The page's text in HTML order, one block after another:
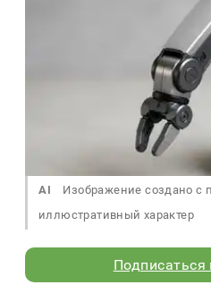
AI
Изображение создано
иллюстративный характер